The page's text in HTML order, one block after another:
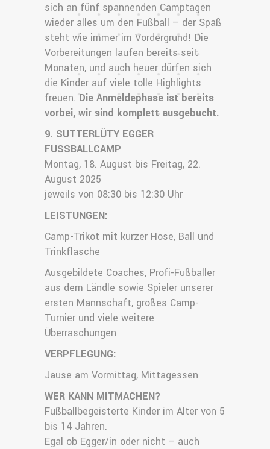
sich an fünf spannenden Camptagen
wieder alles um den Fußball – der Spaß
steht wie immer im Vordergrund! Die
Vorbereitungen laufen bereits seit
Monaten, und auch heuer dürfen sich
die Kinder auf viele tolle Highlights
freuen. Die Anmeldephase ist bereits
vorbei, wir sind komplett ausgebucht.
9. SUTTERLÜTY EGGER
FUSSBALLCAMP
Montag, 18. August bis Freitag, 22.
August 2025
jeweils von 08:30 bis 12:30 Uhr
LEISTUNGEN:
Camp-Trikot mit kurzer Hose, Ball und
Trinkflasche
Ausgebildete Coaches, Profi-Fußballer
aus dem Ländle sowie Spieler unserer
ersten Mannschaft, großes Camp-
Turnier und viele weitere
Überraschungen
VERPFLEGUNG:
Jause am Vormittag, Mittagessen
WER KANN MITMACHEN?
Fußballbegeisterte Kinder im Alter von 5
bis 14 Jahren.
Egal ob Egger/in oder nicht – auch